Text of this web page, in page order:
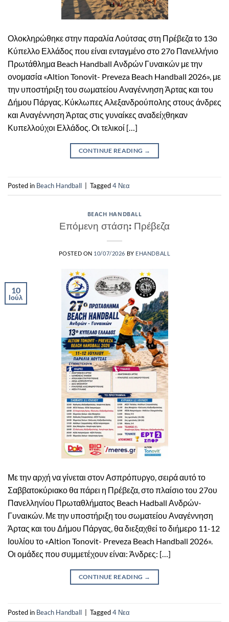
Ολοκληρώθηκε στην παραλία Λούτσας στη Πρέβεζα το 13ο
Κύπελλο Ελλάδος που είναι ενταγμένο στο 27ο Πανελλήνιο
Πρωτάθλημα Beach Handball Ανδρών Γυναικών με την
ονομασία «Altion Tonovit- Preveza Beach Handball 2026», με
την υποστήριξη του σωματείου Αναγέννηση Άρτας και του
Δήμου Πάργας. Κύκλωπες Αλεξανδρούπολης στους άνδρες
και Αναγέννηση Άρτας στις γυναίκες αναδείχθηκαν
Κυπελλούχοι Ελλάδος. Οι τελικοί […]
CONTINUE READING →
Posted in Beach Handball Tagged4 Νεα
BEACH HANDBALL
Επόμενη στάση: Πρέβεζα
POSTED ON 10/07/2026 BY EHANDBALL
10
Ιούλ
Με την αρχή να γίνεται στον Ασπρόπυργο, σειρά αυτό το
Σαββατοκύριακο θα πάρει η Πρέβεζα, στο πλαίσιο του 27ου
Πανελληνίου Πρωταθλήματος Beach Hadball Ανδρών-
Γυναικών. Με την υποστήριξη του σωματείου Αναγέννηση
Άρτας και του Δήμου Πάργας, θα διεξαχθεί το διήμερο 11-12
Ιουλίου το «Altion Tonovit- Preveza Beach Handball 2026».
Οι ομάδες που συμμετέχουν είναι: Άνδρες: […]
CONTINUE READING →
Posted in Beach Handball | Tagged4 Νεα